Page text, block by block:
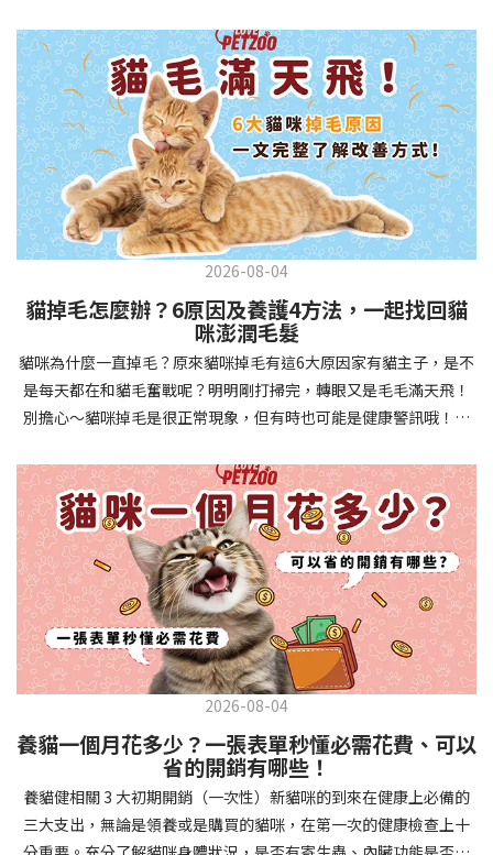
相處中獲得回報狗狗訓練指南，六步驟培養幼犬開始幼犬訓練時，
系統性的方法能帶來最佳效果。從信任建立到習慣養成，每個階段
都至關重要，缺一不可。良好的訓練應循序漸進，把握幼犬成長敏
感期，以積極正向的方式引導。遵循這六個步驟，即使是第一次養
狗的新手，也能輕鬆將調皮的小狗訓練成聽話的好夥伴！建立信任
基礎 幼犬訓練的第一步不是教指令，而是建立信任。剛到新家的幼
犬可能感到緊張不安，給予適當空間適應環境很重要。用溫柔的聲
音交談，提供安全舒適的窩，維持規律的餵食和如廁時間，讓幼犬
感到安心。輕輕撫摸、溫柔擁抱，每天安排固定玩耍時間，這些都
任你後，可開始教導基本指令。從簡單的「坐下」開始，再逐步學
習「趴下」、「等待」和「過來」。每次訓練保持在5-10分鐘內，
避免幼犬注意力分散。使用清晰一致的口令和手勢，成功時立即給
予獎勵和讚美。記住，重複是學習的關鍵，每天多次短時間練習效
果最佳。調整日常行為除了基本指令，幼犬還需學習生活禮儀。如
時立即獎勵。另外要處理的常見問題包括咬人、啃咬家具和亂叫。
每當出現不當行為，給予適當替代品（如咬玩具代替咬手），並在
幼犬選擇正確行為時獎勵，這比責罵更有效。社交化訓練 兩個月大
的幼犬正處於社會化黃金期，這階段的經驗將深刻影響未來性格。
安排幼犬接觸不同人類（包括兒童、戴眼鏡的人、使用拐杖的人
等）、各種動物、交通工具和環境聲音。起初保持在安全、受控的
情境中，逐漸增加複雜度。每次正面社交體驗後給予獎勵，建立幼
犬對新事物的積極態度。進階技巧強化 基礎訓練穩固後，可以進入
更複雜的技巧訓練。這包括遠距離控制、不同干擾下的指令遵從、
多步驟動作等。使用延遲獎勵技巧，讓幼犬學會即使沒有立即獎勵
也能保持良好行為。引入不同環境中的訓練，如公園、寵物店等，
幫助幼犬在各種情境下都能聽從指令。維持良好習慣 成功的訓練不
是一次性的，而是需要持續維護。即使幼犬已經掌握所有技能，也
要定期複習，防止行為退化。將訓練融入日常生活，如出門前的
若超過 24 小時沒改善，建議就醫。血便（帶血絲或黑色糞便） 👉
可能是嚴重腸胃問題，應立即帶去獸醫院！想知道貓咪拉肚子的真
正原因，只要透過 5 個簡單步驟，就能判斷問題嚴重性，決定是否
需要就醫！接下來我們一起來看看該怎麼做吧！🐾 貓咪拉肚子怎麼
辦？5步驟判斷貓咪拉肚子是否需要馬上看醫生貓咪拉肚子的因素與
許多原因有關，更換食物、誤食異物或不乾淨的東西、寄生蟲、其
他疾病。 5 步驟判斷貓咪拉肚子原因，要不要看醫生？當貓咪拉肚
子時，不用慌張！透過以下 5 個步驟，就能快速判斷原因，並決定
是否需要帶去獸醫院。📌 貓咪拉肚子判斷步驟1：觀察糞便的狀態：
糞便質地是關鍵！不同形態代表不同的腸胃狀況📌 貓咪拉肚子判斷
步驟2：回想最近的飲食變化：有沒有突然換飼料或罐頭？ 有沒有吃
到新零食或人類食物？ 是否誤食異物？📌 貓咪拉肚子判斷步驟3：
確認環境與生活作息：最近是否搬家、換貓砂、新成員加入？ 天氣
是否有變化？ 飼主是否長時間外出？📌 貓咪拉肚子判斷步驟4：觀
察貓咪的精神與食慾：貓咪精神好嗎？、食慾是否正常？，可先觀
下降，表示身體狀況不佳，應儘快就醫！📌 貓咪拉肚子判斷步驟5：
檢查是否需要帶去看獸醫 如果拉肚子 1~2 次但精神好、食慾正常，
可以先觀察，如果腹瀉超過 48 小時或水狀腹瀉 + 嗜睡、食慾下降、
嘔吐 應立即就醫。 透過這 5 個步驟，你可以快速判斷貓咪拉肚子的
原因與嚴重程度，確保毛孩的腸胃健康！如果不確定情況，還是建
議讓獸醫檢查，才能安心哦！🐾💖4種高風險群貓咪拉肚子要小心高
風險貓咪包含：幼貓、老貓、懷孕貓、有慢性疾病貓，這些貓咪在
身體狀況出現警訊時要特別注意，如拉肚子次數超過2次以上，就建
議直接尋求獸醫協助。2要訣判斷貓咪拉肚子要不要看醫生 高風險貓
的貓咪，如拉肚子超過2-3天，建議直接尋求獸醫師協助。並記得提
供觀察紀錄給予獸醫師進行專業判斷。貓咪拉肚子但精神很好？如
果飼主有發現貓咪拉肚子的情形，但貓咪的精神很好。有可能與飲
食方便相關，回想是否進食新的食物，或是正進行飼料更換的過
2026-08-04
貓掉毛怎麼辦？6原因及養護4方法，一起找回貓
咪澎潤毛髮
貓咪為什麼一直掉毛？原來貓咪掉毛有這6大原因家有貓主子，是不
是每天都在和貓毛奮戰呢？明明剛打掃完，轉眼又是毛毛滿天飛！
別擔心～貓咪掉毛是很正常現象，但有時也可能是健康警訊哦！以
兩全其美！貓咪掉毛原因1. 皮膚問題貓咪皮膚問題是造成掉毛的常
見兇手！皮膚發炎、感染或是長期搔癢，都會讓貓咪的毛髮失去健
康光澤並大量脫落。常見的皮膚問題包括皮膚黴菌、細菌感染、疥
癬蟲等寄生蟲，甚至是皮膚過度乾燥。如果發現貓咪皮膚有紅腫、
結痂、脫屑或異常氣味，同時伴隨掉毛，建議盡快帶牠看獸醫哦！
貓咪掉毛原因2. 過敏誰說只有人類會過敏？貓咪也會！貓咪可能對
環境中的塵蟎、花粉、清潔劑，甚至是食物中的某些成分產生過敏
反應。過敏症狀不只是打噴嚏、流眼淚，還會引起皮膚搔癢和掉毛
問題。特別是食物過敏，更是常被忽略的掉毛元兇！如果貓咪經常
抓癢或舔舐特定部位，同時伴隨掉毛，很可能是過敏在作怪呢！貓
咪掉毛原因3. 營養不足貓咪的毛髮健康與營養息息相關！當貓咪飲
食中缺乏必要的蛋白質、脂肪酸（尤其是Omega-3和Omega-
6）、維生素或礦物質時，毛髮就會變得乾燥、脆弱，容易斷裂脫
落。長期餵食低品質或不均衡的貓糧，可能使貓咪營養不良，進而
2026-08-04
養貓一個月花多少？一張表單秒懂必需花費、可以
省的開銷有哪些！
養貓健相關 3 大初期開銷（一次性）新貓咪的到來在健康上必備的
三大支出，無論是領養或是購買的貓咪，在第一次的健康檢查上十